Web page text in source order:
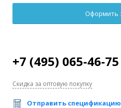
+7 (495) 065-46-75
Скидка за оптовую покупку
Отправить спецификацию